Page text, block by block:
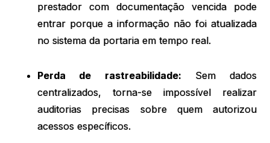
prestador com documentação vencida pode
entrar porque a informação não foi atualizada
no sistema da portaria em tempo real.
Perda de rastreabilidade: Sem dados
centralizados, torna-se impossível realizar
auditorias precisas sobre quem autorizou
acessos específicos.